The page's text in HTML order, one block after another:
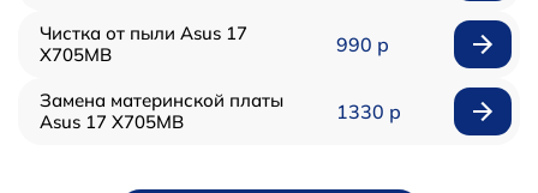
Чистка от пыли Asus 17
X705MB
990 р
Замена материнской платы
Asus 17 X705MB
1330 р